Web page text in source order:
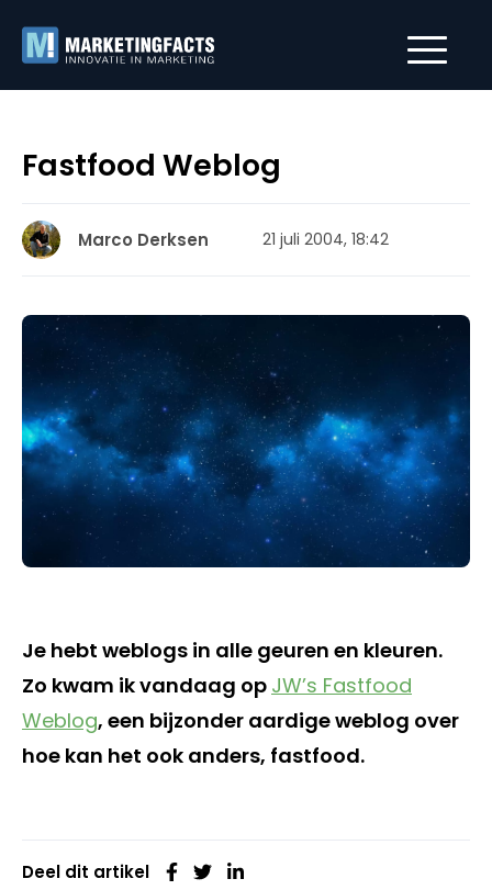
Fastfood Weblog
Marco Derksen 21 juli 2004, 18:42
Je hebt weblogs in alle geuren en kleuren.
Zo kwam ik vandaag op JW’s Fastfood
Weblog, een bijzonder aardige weblog over
hoe kan het ook anders, fastfood.
Deel dit artikel